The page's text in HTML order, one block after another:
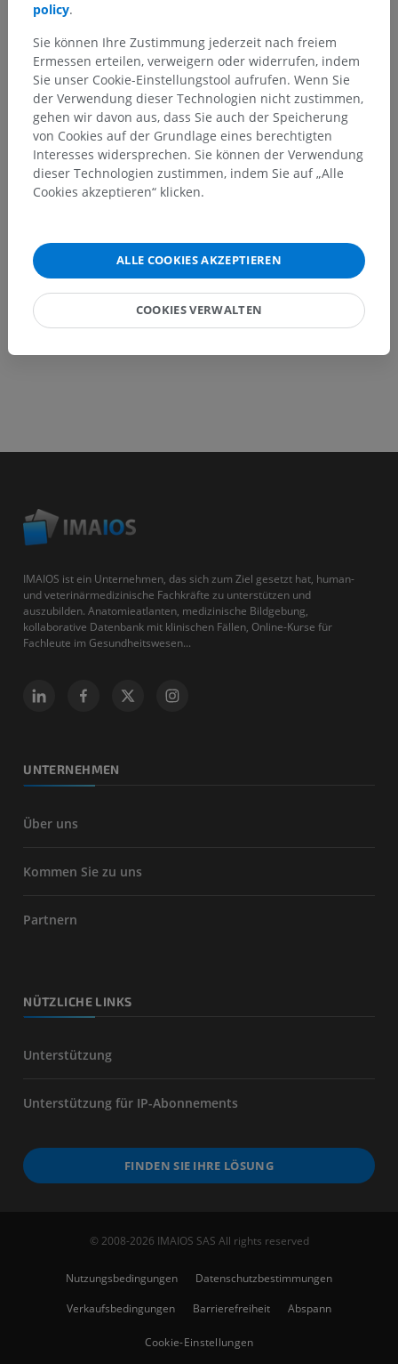
Übersetzungen
Sie haben einen Fehler gefunden?
Sie können gerne eine Berichtigung, Übersetzung oder
inhaltliche Verbesserung vorschlagen.
Ein Problem melden
HOLE SIE SICH DIE APP
IMAIOS ist ein Unternehmen, das sich zum Ziel gesetzt hat, human-
und veterinärmedizinische Fachkräfte zu unterstützen und
auszubilden. Anatomieatlanten, medizinische Bildgebung,
kollaborative Datenbank mit klinischen Fällen, Online-Kurse für
Fachleute im Gesundheitswesen...
UNTERNEHMEN
Über uns
Kommen Sie zu uns
Partnern
NÜTZLICHE LINKS
Unterstützung
Unterstützung für IP-Abonnements
FINDEN SIE IHRE LÖSUNG
© 2008-2026 IMAIOS SAS All rights reserved
Nutzungsbedingungen
Datenschutzbestimmungen
Verkaufsbedingungen
Barrierefreiheit Abspann
Cookie-Einstellungen
policy.
Sie können Ihre Zustimmung jederzeit nach freiem
Ermessen erteilen, verweigern oder widerrufen, indem
Sie unser Cookie-Einstellungstool aufrufen. Wenn Sie
der Verwendung dieser Technologien nicht zustimmen,
gehen wir davon aus, dass Sie auch der Speicherung
von Cookies auf der Grundlage eines berechtigten
Interesses widersprechen. Sie können der Verwendung
dieser Technologien zustimmen, indem Sie auf „Alle
Cookies akzeptieren“ klicken.
ALLE COOKIES AKZEPTIEREN
COOKIES VERWALTEN